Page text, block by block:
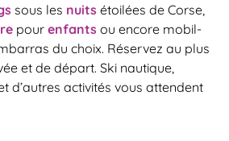
sous les nuits étoilées de Corse,
pour enfants ou encore mobil-
du choix. Réservez au plus
et de départ. Ski nautique,
d’autres activités vous attendent